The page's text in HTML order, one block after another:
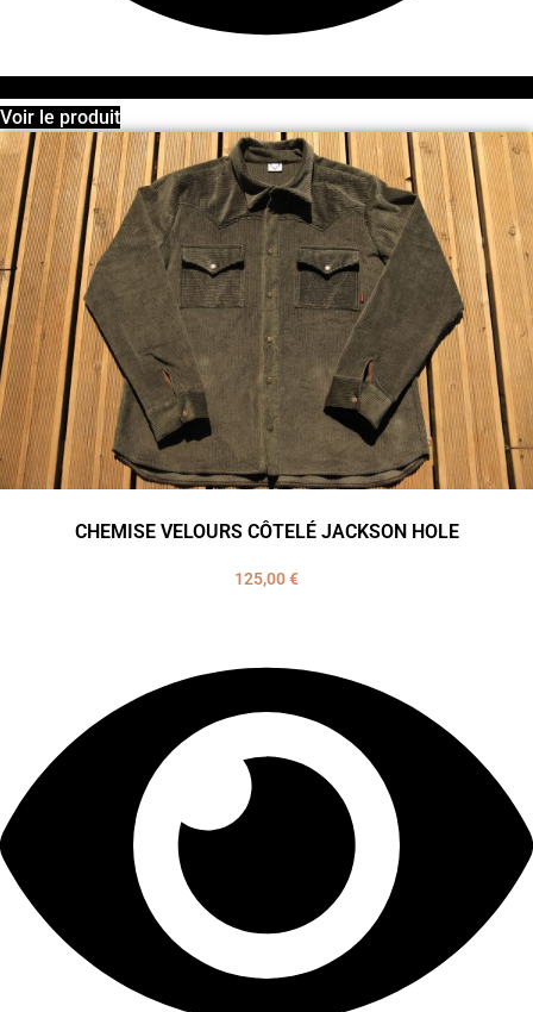
Voir le produit
CHEMISE VELOURS CÔTELÉ JACKSON HOLE
125,00€